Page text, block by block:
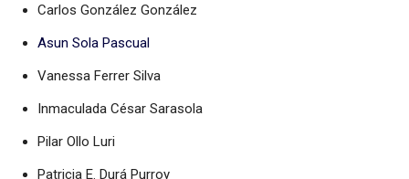
Carlos González González
Asun Sola Pascual
Vanessa Ferrer Silva
Inmaculada César Sarasola
Pilar Ollo Luri
Patricia E. Durá Purroy